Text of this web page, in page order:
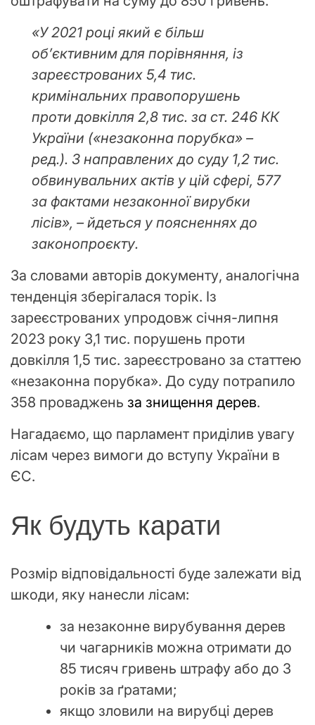
«У 2021 році який є більш
об’єктивним для порівняння, із
зареєстрованих 5,4 тис.
кримінальних правопорушень
проти довкілля 2,8 тис. за ст. 246 КК
України («незаконна порубка» –
ред.). З направлених до суду 1,2 тис.
обвинувальних актів у цій сфері, 577
за фактами незаконної вирубки
лісів», – йдеться у поясненнях до
законопроєкту.
За словами авторів документу, аналогічна
тенденція зберігалася торік. Із
зареєстрованих упродовж січня-липня
2023 року 3,1 тис. порушень проти
довкілля 1,5 тис. зареєстровано за статтею
«незаконна порубка». До суду потрапило
358 проваджень за знищення дерев.
Нагадаємо, що парламент приділив увагу
лісам через вимоги до вступу України в
ЄС.
Як будуть карати
Розмір відповідальності буде залежати від
шкоди, яку нанесли лісам:
за незаконне вирубування дерев
чи чагарників можна отримати до
85 тисяч гривень штрафу або до 3
років за ґратами;
якщо зловили на вирубці дерев